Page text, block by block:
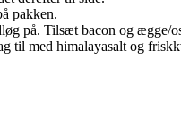
pakken.
på. Tilsæt bacon og
til med himalayasalt og